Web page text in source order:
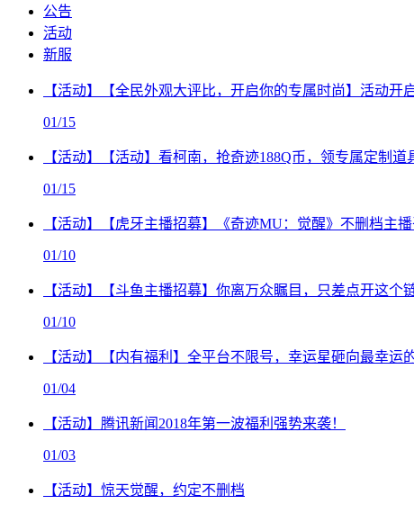
公告
活动
新服
【活动】【全民外观大评比，开启你的专属时尚】活动开
01/15
【活动】【活动】看柯南，抢奇迹188Q币，领专属定制道
01/15
【活动】【虎牙主播招募】《奇迹MU：觉醒》不删档主
01/10
【活动】【斗鱼主播招募】你离万众瞩目，只差点开这个
01/10
【活动】【内有福利】全平台不限号，幸运星砸向最幸运的
01/04
【活动】腾讯新闻2018年第一波福利强势来袭！
01/03
【活动】惊天觉醒，约定不删档